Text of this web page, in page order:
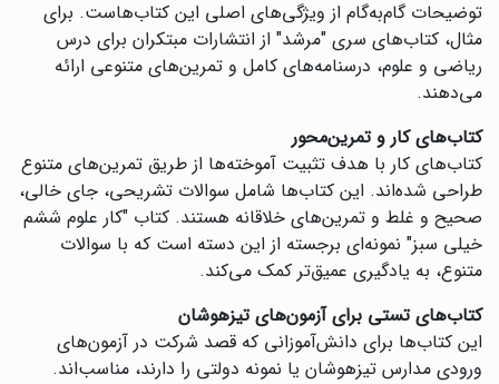
توضیحات گام‌به‌گام از ویژگی‌های اصلی این کتاب‌هاست. برای
مثال، کتاب‌های سری "مرشد" از انتشارات مبتکران برای درس
ریاضی و علوم، درسنامه‌های کامل و تمرین‌های متنوعی ارائه
می‌دهند.
کتاب‌های کار و تمرین‌محور
کتاب‌های کار با هدف تثبیت آموخته‌ها از طریق تمرین‌های متنوع
طراحی شده‌اند. این کتاب‌ها شامل سوالات تشریحی، جای خالی،
صحیح و غلط و تمرین‌های خلاقانه هستند. کتاب "کار علوم ششم
خیلی سبز" نمونه‌ای برجسته از این دسته است که با سوالات
متنوع، به یادگیری عمیق‌تر کمک می‌کند.
کتاب‌های تستی برای آزمون‌های تیزهوشان
این کتاب‌ها برای دانش‌آموزانی که قصد شرکت در آزمون‌های
ورودی مدارس تیزهوشان یا نمونه دولتی را دارند، مناسب‌اند.